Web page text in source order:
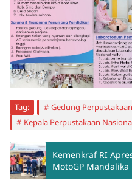
Tag:
Gedung
Kepala Perpustakaan
Kemenkraf RI
MotoGP Mandalika